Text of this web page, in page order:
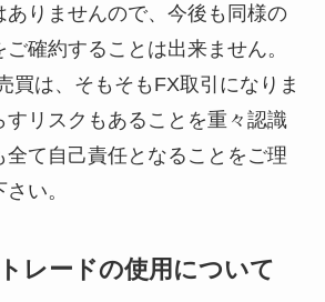
ありませんので、今後も同様の
確約することは出来ません。
買は、そもそもFX取引になりま
すリスクもあることを重々認識
全て自己責任となることをご理
い。
レードの使用について